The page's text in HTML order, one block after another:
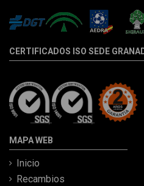
CERTIFICADOS ISO SEDE
MAPA WEB
Inicio
Recambios